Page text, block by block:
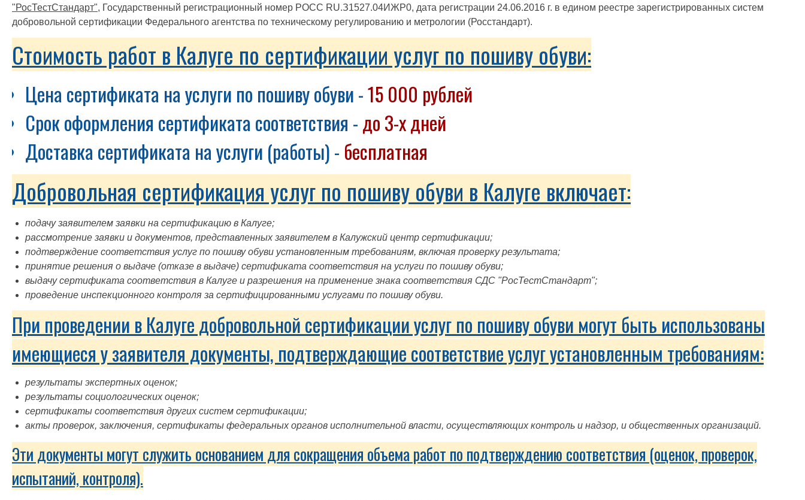
"РосТестСтандарт", Государственный регистрационный номер РОСС RU.З1527.04ИЖР0, дата регистрации 24.06.2016 г. в едином реестре зарегистрированных систем
добровольной сертификации Федерального агентства по техническому регулированию и метрологии (Росстандарт).
Стоимость работ в Калуге по сертификации услуг по пошиву обуви:
Цена сертификата на услуги по пошиву обуви -15 000 рублей
Срок оформления сертификата соответствия -до 3-х дней
Доставка сертификата на услуги (работы) - бесплатная
Добровольная сертификация услуг по пошиву обуви в Калуге включает:
подачу заявителем заявки на сертификацию в Калуге;
рассмотрение заявки и документов, представленных заявителем в Калужский центр сертификации;
подтверждение соответствия услуг по пошиву обуви установленным требованиям, включая проверку результата;
принятие решения о выдаче (отказе в выдаче) сертификата соответствия на услуги по пошиву обуви;
выдачу сертификата соответствия в Калуге и разрешения на применение знака соответствия СДС "РосТестСтандарт";
проведение инспекционного контроля за сертифицированными услугами по пошиву обуви.
При проведении в Калуге добровольной сертификации услуг по пошиву обуви могут быть использованы
имеющиеся у заявителя документы, подтверждающие соответствие услуг установленным требованиям:
результаты экспертных оценок;
результаты социологических оценок;
сертификаты соответствия других систем сертификации;
акты проверок, заключения, сертификаты федеральных органов исполнительной власти, осуществляющих контроль и надзор, и общественных организаций.
Эти документы могут служить основанием для сокращения объема работ по подтверждению соответствия (оценок, проверок,
испытаний, контроля).